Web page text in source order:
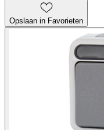
Opslaan in Favorieten